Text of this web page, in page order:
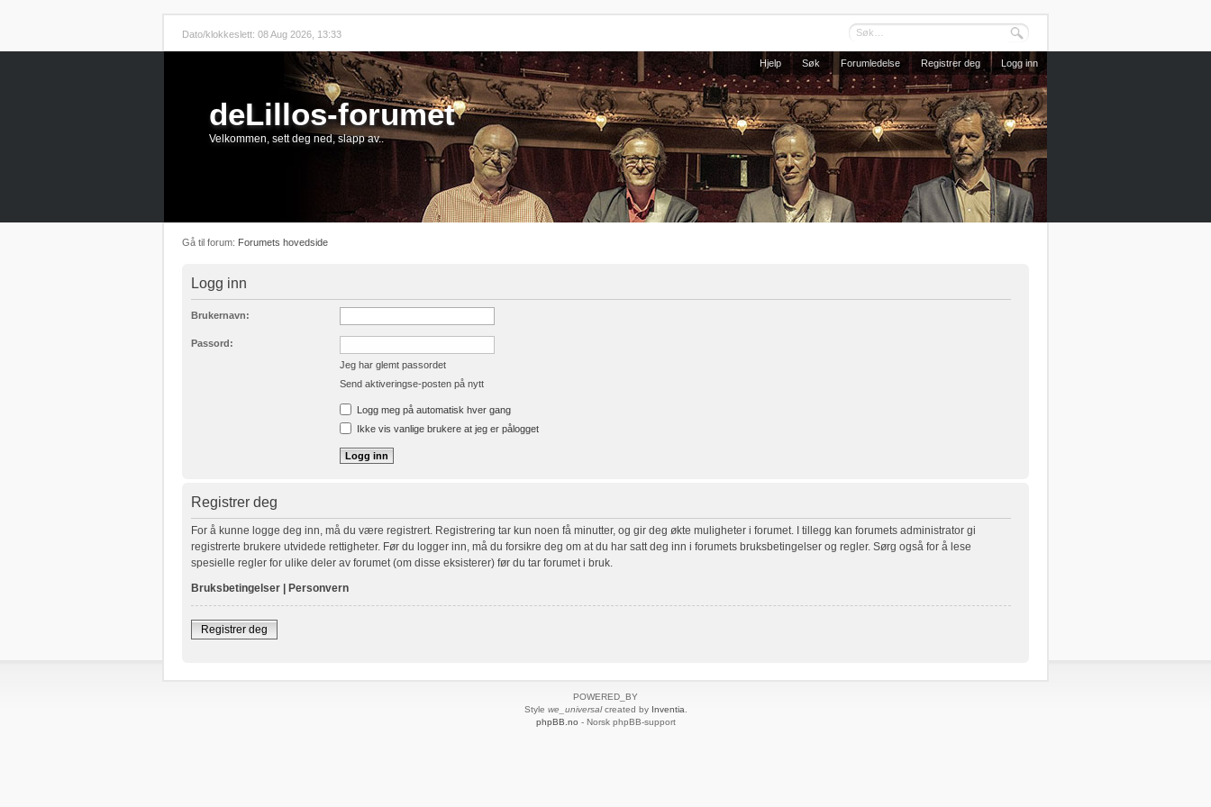
Dato/klokkeslett: 08 Aug 2026, 13:33
Hjelp Søk Forumledelse Registrer deg Logg inn
deLillos-forumet
Velkommen, sett deg ned, slapp av..
Gå til forum: Forumets hovedside
Logg inn
Brukernavn:
Passord:
Jeg har glemt passordet
Send aktiveringse-posten på nytt
Logg meg på automatisk hver gang
Ikke vis vanlige brukere at jeg er pålogget
Registrer deg
For å kunne logge deg inn, må du være registrert. Registrering tar kun noen få minutter, og gir deg økte muligheter i forumet. I tillegg kan forumets administrator gi
registrerte brukere utvidede rettigheter. Før du logger inn, må du forsikre deg om at du har satt deg inn i forumets bruksbetingelser og regler. Sørg også for å lese
spesielle regler for ulike deler av forumet (om disse eksisterer) før du tar forumet i bruk.
Bruksbetingelser
Personvern
Registrer deg
POWERED_BY
Style we_universalcreated by Inventia.
phpBB.no - Norsk phpBB-support